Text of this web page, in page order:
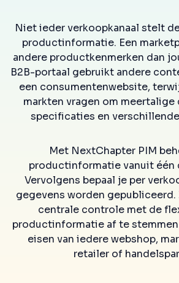
Niet ieder verkoopkanaal stelt
productinformatie. Een
andere productkenmerken dan
B2B-portaal gebruikt andere
een consumentenwebsite,
markten vragen om
specificaties en
Met NextChapter PIM
productinformatie vanuit één
Vervolgens bepaal je per
gegevens worden
centrale controle met de
productinformatie af te
eisen van iedere webshop,
retailer of